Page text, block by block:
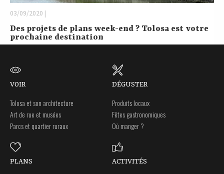
03/09/2020 |
Des projets de plans week-end ? Tolosa est votre
prochaine destination
VOIR
Tolosa et son architecture
Art de rue et musées
Parcs et quartier ruraux
DÉGUSTER
Produits locaux
Fêtes gastronomiques
Où manger ?
PLANS ACTIVITÉS